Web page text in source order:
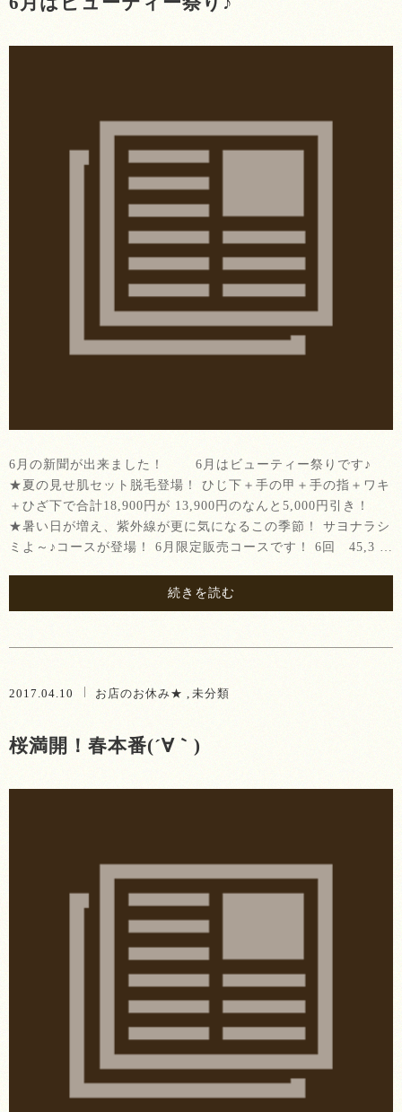
6月の新聞が出来ました！ 6月はビューティー祭りです♪
★夏の見せ肌セット脱毛登場！ ひじ下＋手の甲＋手の指＋ワキ
＋ひざ下で合計18,900円が 13,900円のなんと5,000円引き！
★暑い日が増え、紫外線が更に気になるこの季節！ サヨナラシ
ミよ～♪コースが登場！ 6月限定販売コースです！ 6回 45,3 …
続きを読む
2017.04.10 お店のお休み★ 未分類
桜満開！春本番(´∀｀)